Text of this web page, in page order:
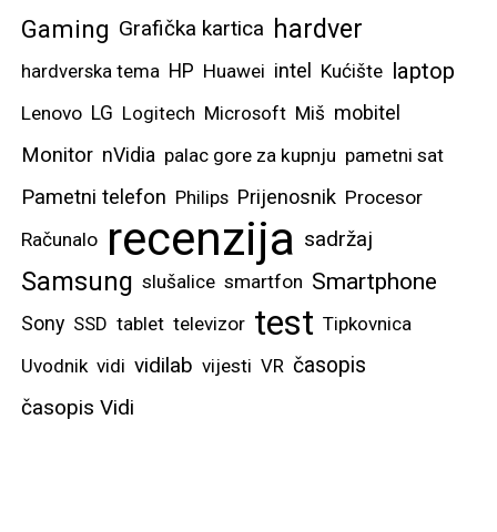
Gaming Grafička kartica hardver
hardverska tema HP Huawei intel Kućište laptop
Lenovo LG Logitech Microsoft Miš mobitel
Monitor nVidia palac gore za kupnju pametni sat
Pametni telefon Philips Prijenosnik Procesor
Računalo recenzija sadržaj
Samsung slušalice smartfon Smartphone
Sony SSD tablet televizor test Tipkovnica
Uvodnik vidi vidilab vijesti VR časopis
časopis Vidi